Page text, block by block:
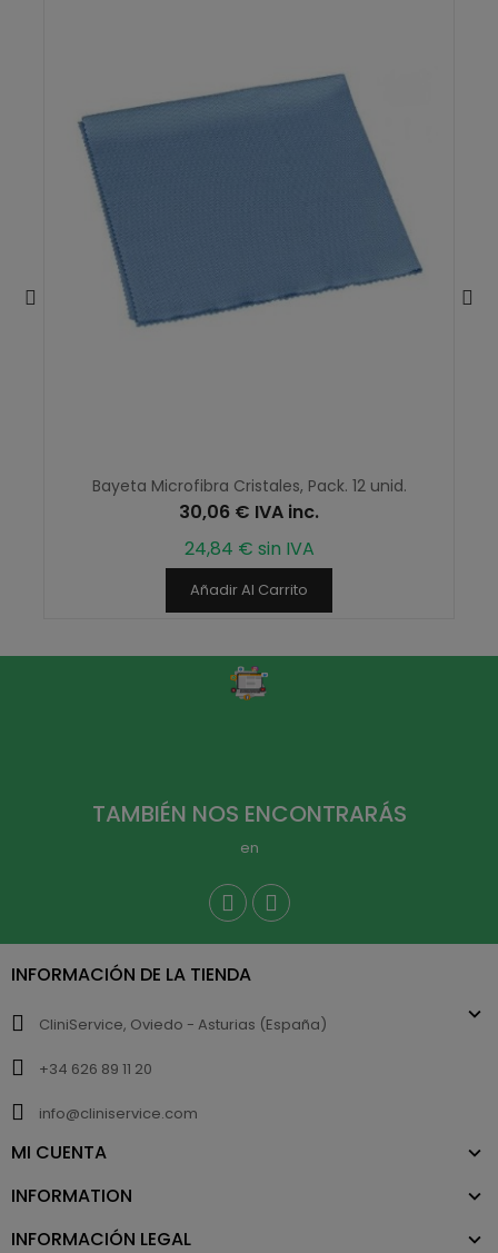
Bayeta Microfibra Cristales, Pack. 12 unid.
30,06 € IVA inc.
24,84 € sin IVA
Añadir Al Carrito
TAMBIÉN NOS ENCONTRARÁS
en
INFORMACIÓN DE LA TIENDA
CliniService, Oviedo - Asturias (España)
+34 626 89 11 20
info@cliniservice.com
MI CUENTA
INFORMATION
INFORMACIÓN LEGAL